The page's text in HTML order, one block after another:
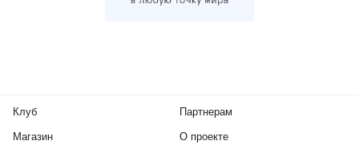
Клуб
Магазин
Партнерам
О проекте